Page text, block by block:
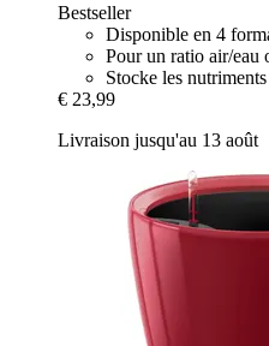
Bestseller
Disponible en 4
Pour un ratio air/eau
Stocke les
€ 23,99
Livraison jusqu'au 13 août